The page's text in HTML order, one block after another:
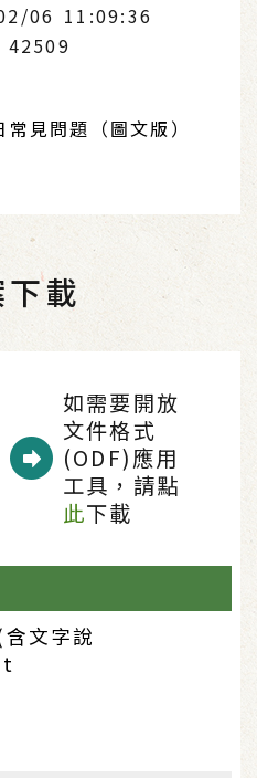
06 11:09:36
42509
見問題（圖文版）
載
如需要開放
文件格式
(ODF)應用
工具，請點
此下載
文字說